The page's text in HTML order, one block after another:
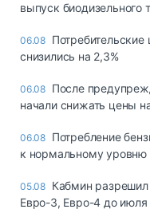
выпуск биодизельного
06.08
снизились на 2,3%
06.08 После
начали снижать цены
06.08 Потребление
к нормальному уровню
05.08 Кабмин
Евро-3, Евро-4 до июля